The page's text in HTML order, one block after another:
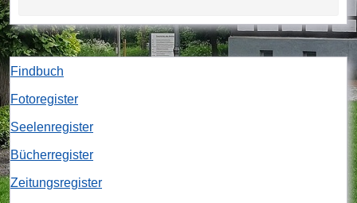
Findbuch
Fotoregister
Seelenregister
Bücherregister
Zeitungsregister